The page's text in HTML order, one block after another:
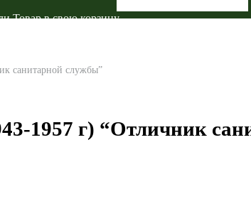
Товарв свою корзину.
санитарной службы”
1957 г) “Отличник